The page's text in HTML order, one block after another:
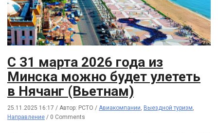
С 31 марта 2026 года из
Минска можно будет улететь
в Нячанг (Вьетнам)
25.11.2025 16:17 / Автор: РСТО / Авиакомпании, Выездной туризм,
Направление / 0 Comments